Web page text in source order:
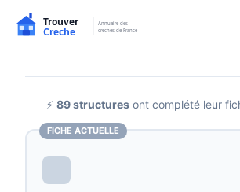
⚡ 89 structuresont complété leur
FICHE ACTUELLE